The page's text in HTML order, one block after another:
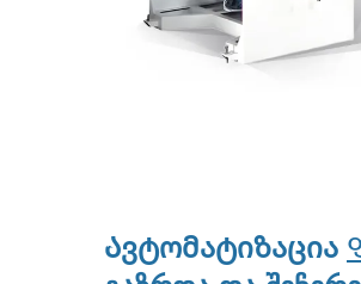
Ავტომატიზაცია